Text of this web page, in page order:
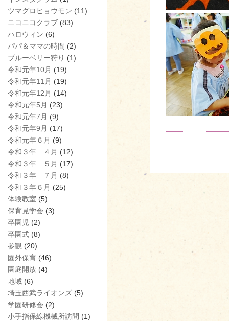
ツマグロヒョウモン (11)
ニコニコクラブ (83)
ハロウィン (6)
パパ＆ママの時間 (2)
ブルーベリー狩り (1)
令和元年10月 (19)
令和元年11月 (19)
令和元年12月 (14)
令和元年5月 (23)
令和元年7月 (9)
令和元年9月 (17)
令和元年６月 (9)
令和３年 ４月 (12)
令和３年 ５月 (17)
令和３年 ７月 (8)
令和３年６月 (25)
体験教室 (5)
保育見学会 (3)
卒園児 (2)
卒園式 (8)
参観 (20)
園外保育 (46)
園庭開放 (4)
地域 (6)
埼玉西武ライオンズ (5)
学園研修会 (2)
小手指保線機械所訪問 (1)